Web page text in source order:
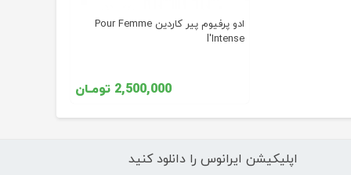
ادو پرفیوم پیر کاردین Pour Femme
l'Intense
2,500,000 تومـان
اپلیکیشن ایرانوس را دانلود کنید